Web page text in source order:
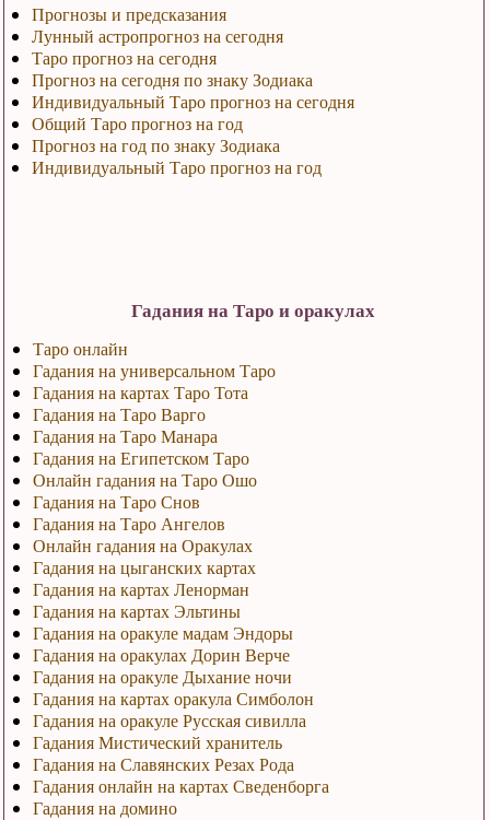
Прогнозы и предсказания
Лунный астропрогноз на сегодня
Таро прогноз на сегодня
Прогноз на сегодня по знаку Зодиака
Индивидуальный Таро прогноз на сегодня
Общий Таро прогноз на год
Прогноз на год по знаку Зодиака
Индивидуальный Таро прогноз на год
Гадания на Таро и оракулах
Таро онлайн
Гадания на универсальном Таро
Гадания на картах Таро Тота
Гадания на Таро Варго
Гадания на Таро Манара
Гадания на Египетском Таро
Онлайн гадания на Таро Ошо
Гадания на Таро Снов
Гадания на Таро Ангелов
Онлайн гадания на Оракулах
Гадания на цыганских картах
Гадания на картах Ленорман
Гадания на картах Эльтины
Гадания на оракуле мадам Эндоры
Гадания на оракулах Дорин Верче
Гадания на оракуле Дыхание ночи
Гадания на картах оракула Симболон
Гадания на оракуле Русская сивилла
Гадания Мистический хранитель
Гадания на Славянских Резах Рода
Гадания онлайн на картах Сведенборга
Гадания на домино